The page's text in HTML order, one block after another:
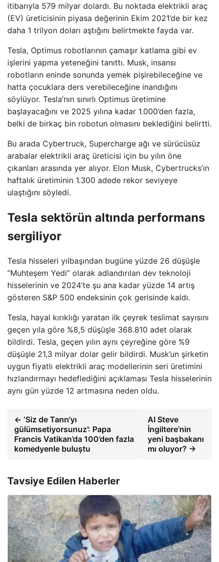
itibarıyla 579 milyar dolardı. Bu noktada elektrikli araç
(EV) üreticisinin piyasa değerinin Ekim 2021’de bir kez
daha 1 trilyon doları aştığını belirtmekte fayda var.
Tesla, Optimus robotlarının çamaşır katlama gibi ev
işlerini yapma yeteneğini tanıttı. Musk, insansı
robotların eninde sonunda yemek pişirebileceğine ve
hatta çocuklara ders verebileceğine inandığını
söylüyor. Tesla’nın sınırlı Optimus üretimine
başlayacağını ve 2025 yılına kadar 1.000’den fazla,
belki de birkaç bin robotun olmasını beklediğini belirtti.
Bu arada Cybertruck, Supercharge ağı ve sürücüsüz
arabalar elektrikli araç üreticisi için bu yılın öne
çıkanları arasında yer alıyor. Elon Musk, Cybertrucks’ın
haftalık üretiminin 1.300 adede rekor seviyeye
ulaştığını söyledi.
Tesla sektörün altında performans
sergiliyor
Tesla hisseleri yılbaşından bugüne yüzde 26 düşüşle
“Muhteşem Yedi” olarak adlandırılan dev teknoloji
hisselerinin ve 2024’te şu ana kadar yüzde 14 artış
gösteren S&P 500 endeksinin çok gerisinde kaldı.
Tesla, hayal kırıklığı yaratan ilk çeyrek teslimat sayısını
geçen yıla göre %8,5 düşüşle 368.810 adet olarak
bildirdi. Tesla, geçen yılın aynı çeyreğine göre %9
düşüşle 21,3 milyar dolar gelir bildirdi. Musk’un şirketin
uygun fiyatlı elektrikli araç modellerinin seri üretimini
hızlandırmayı hedeflediğini açıklaması Tesla hisselerinin
aynı gün yüzde 12 artmasına neden oldu.
← ‘Siz de Tanrı’yı
gülümsetiyorsunuz’: Papa
Francis Vatikan’da 100’den fazla
komedyenle buluştu
AI Steve
İngiltere’nin
yeni başbakanı
mı oluyor? →
Tavsiye Edilen Haberler